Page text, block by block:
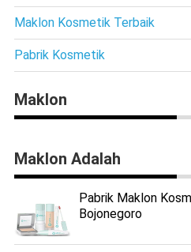
Maklon Kosmetik Terbaik
Pabrik Kosmetik
Maklon
Maklon Adalah
Pabrik Maklon
Bojonegoro